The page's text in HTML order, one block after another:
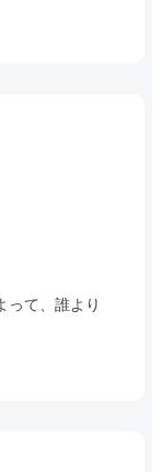
って、誰より